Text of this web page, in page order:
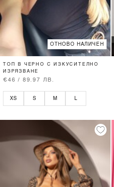
ОТНОВО НАЛИЧЕН
ТОП В ЧЕРНО С ИЗКУСИТЕЛНО
ИЗРЯЗВАНЕ
€46 / 89.97 ЛВ.
XS S M L